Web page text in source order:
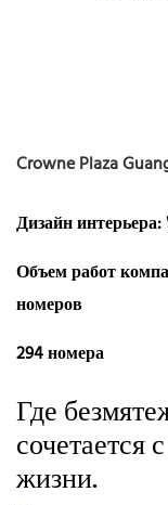
Crowne Plaza
Дизайн интерьера:
Объем работ
номеров
294 номера
Где
сочетается
жизни.